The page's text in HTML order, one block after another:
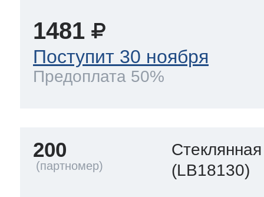
1481
Поступит 30 ноября
Предоплата 50%
200
(LB18130)